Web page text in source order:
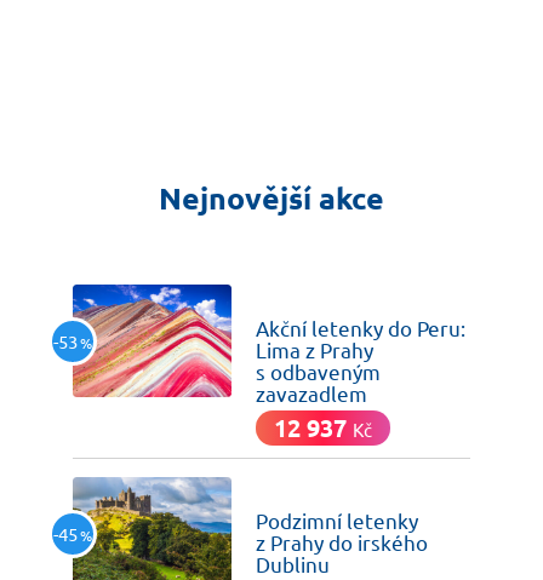
Nejnovější akce
-53%
Akční letenky do Peru:
Lima z Prahy
s odbaveným
zavazadlem
12 937 Kč
-45%
Podzimní letenky
z Prahy do irského
Dublinu